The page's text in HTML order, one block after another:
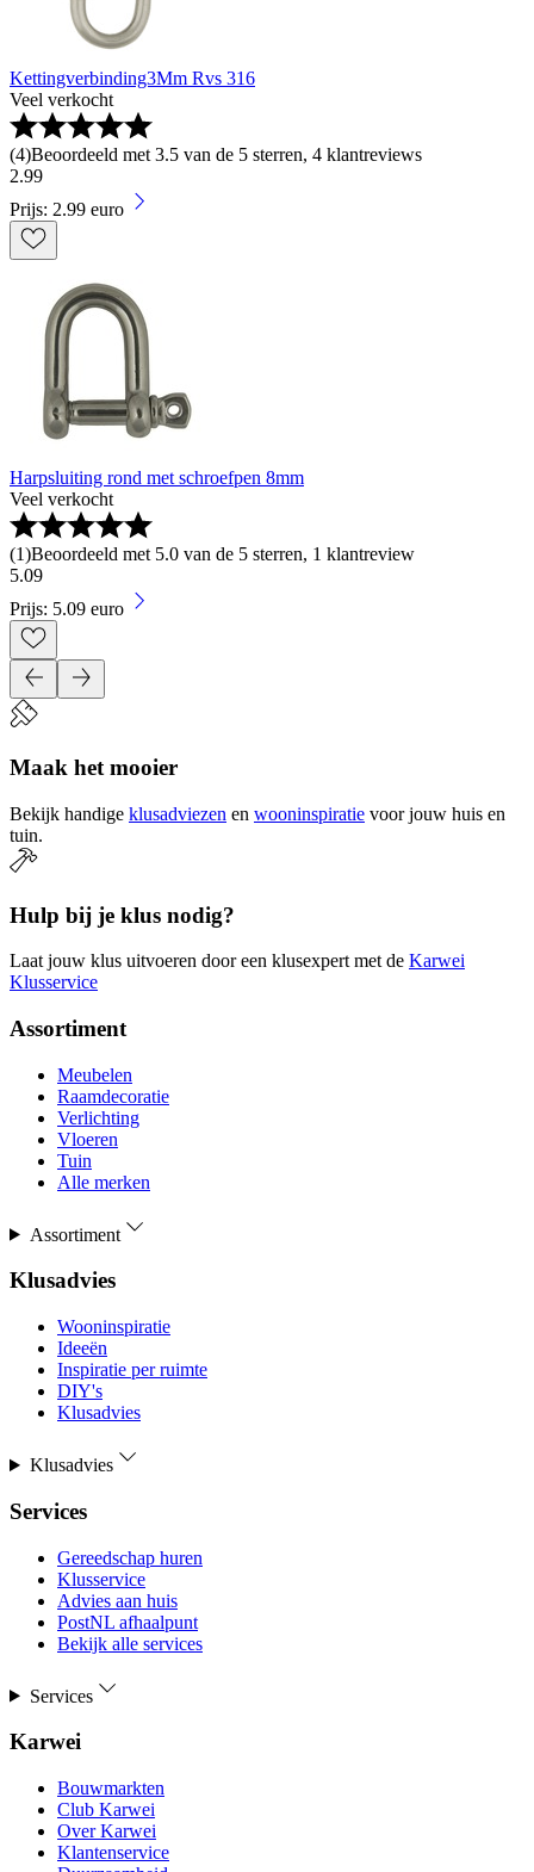
Kettingverbinding3Mm Rvs 316
Veel verkocht
(4)Beoordeeld met 3.5 van de 5 sterren, 4 klantreviews
2.99
Prijs: 2.99 euro
Harpsluiting rond met schroefpen 8mm
Veel verkocht
(1)Beoordeeld met 5.0 van de 5 sterren, 1 klantreview
5.09
Prijs: 5.09 euro
Maak het mooier
Bekijk handige klusadviezen en wooninspiratie voor jouw huis en
tuin.
Hulp bij je klus nodig?
Laat jouw klus uitvoeren door een klusexpert met de Karwei
Klusservice
Assortiment
Meubelen
Raamdecoratie
Verlichting
Vloeren
Tuin
Alle merken
Assortiment
Klusadvies
Wooninspiratie
Ideeën
Inspiratie per ruimte
DIY's
Klusadvies
Klusadvies
Services
Gereedschap huren
Klusservice
Advies aan huis
PostNL afhaalpunt
Bekijk alle services
Services
Karwei
Bouwmarkten
Club Karwei
Over Karwei
Klantenservice